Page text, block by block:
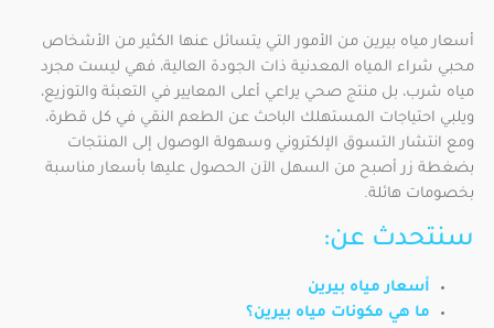
أسعار مياه بيرين من الأمور التي يتسائل عنها الكثير من الأشخاص
محبي شراء المياه المعدنية ذات الجودة العالية، فهي ليست مجرد
مياه شرب، بل منتج صحي يراعي أعلى المعايير في التعبئة والتوزيع،
ويلبي احتياجات المستهلك الباحث عن الطعم النقي في كل قطرة،
ومع انتشار التسوق الإلكتروني وسهولة الوصول إلى المنتجات
بضغطة زر أصبح من السهل الآن الحصول عليها بأسعار مناسبة
بخصومات هائلة.
سنتحدث عن:
أسعار مياه بيرين
ما هي مكونات مياه بيرين؟